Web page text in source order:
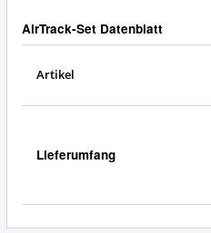
AirTrack-Set Datenblatt
Artikel
Lieferumfang